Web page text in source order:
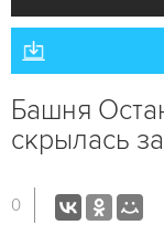
Башня
скрылась
0